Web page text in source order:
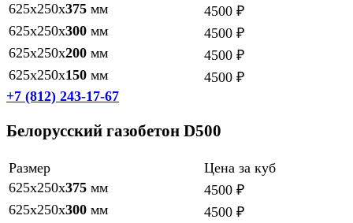
625х250х375 мм
4500 ₽
625х250х300 мм
4500 ₽
625х250х200 мм
4500 ₽
625х250х150 мм
4500 ₽
+7 (812) 243-17-67
Белорусский газобетон D500
Размер
Цена за куб
625х250х375 мм
4500 ₽
625х250х300 мм
4500 ₽